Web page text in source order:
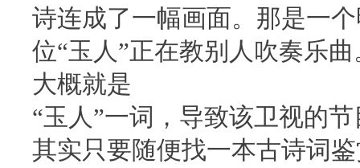
诗连成了一幅画面。那是一
位“玉人”正在教别人吹奏乐曲
大概就是
“玉人”一词，导致该卫视的
其实只要随便找一本古诗词